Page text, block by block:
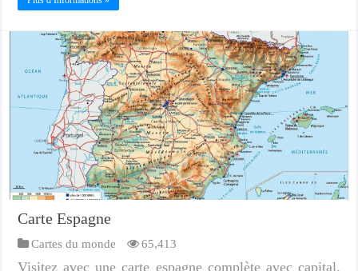
Carte Espagne
Cartes du monde 65,413
Visitez avec une carte espagne complète avec capital,